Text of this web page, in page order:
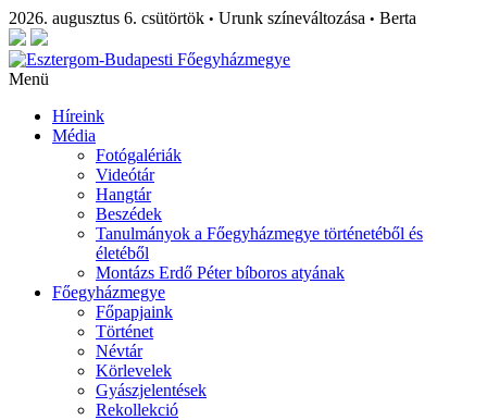
2026. augusztus 6. csütörtök • Urunk színeváltozása • Berta
Menü
Híreink
Média
Fotógalériák
Videótár
Hangtár
Beszédek
Tanulmányok a Főegyházmegye történetéből és
életéből
Montázs Erdő Péter bíboros atyának
Főegyházmegye
Főpapjaink
Történet
Névtár
Körlevelek
Gyászjelentések
Rekollekció